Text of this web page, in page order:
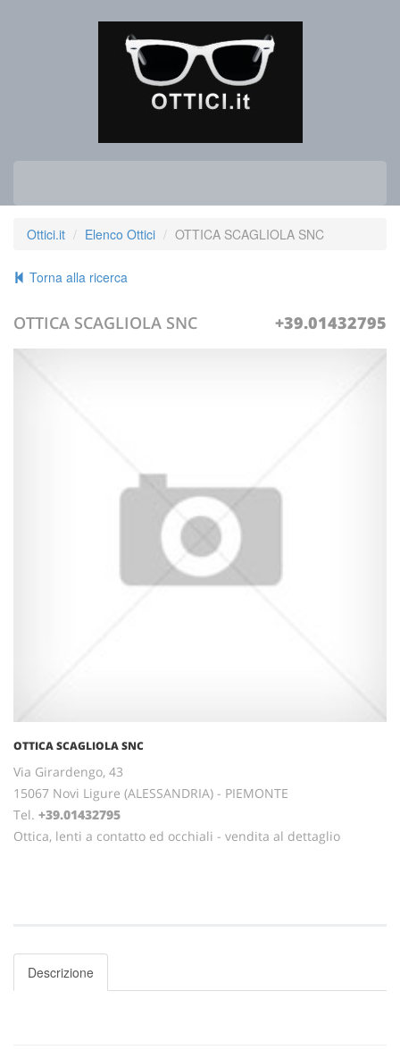
Ottici.it Elenco Ottici OTTICA SCAGLIOLA SNC
Torna alla ricerca
OTTICA SCAGLIOLA SNC +39.01432795
OTTICA SCAGLIOLA SNC
Via Girardengo, 43
15067 Novi Ligure (ALESSANDRIA) - PIEMONTE
Tel. +39.01432795
Ottica, lenti a contatto ed occhiali - vendita al dettaglio
Descrizione